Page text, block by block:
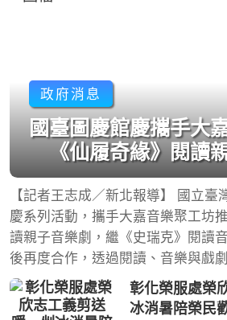
政府消息
國臺圖慶館慶攜手大
《仙履奇緣》閱讀
大登場
【記者王志成／新北報導】 國立
慶系列活動，攜手大嘉音樂聚工坊
讀親子音樂劇，繼《史瑞克》閱讀
後再度合作，透過閱讀、音樂與戲
彰化榮服處榮
冰消暑陪榮民